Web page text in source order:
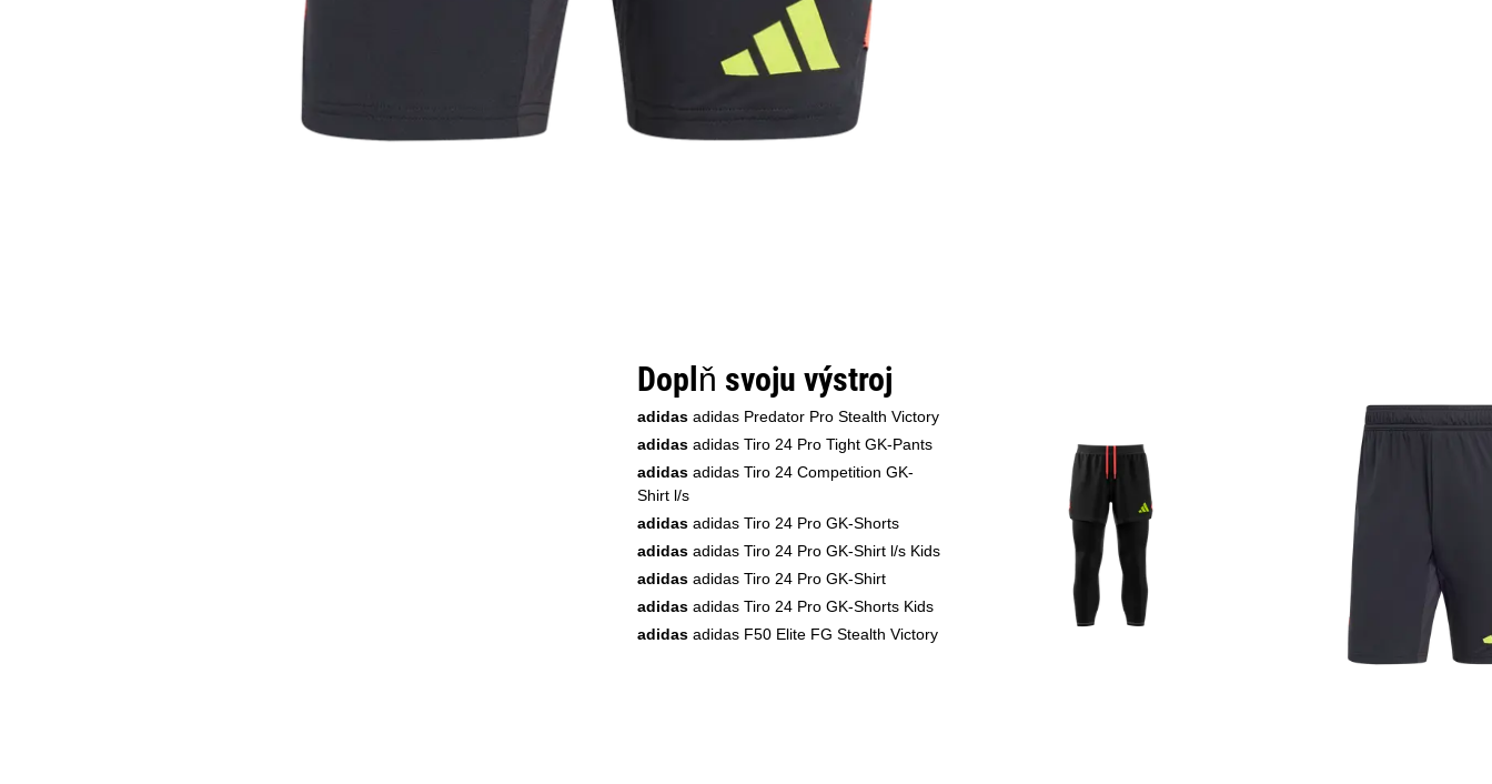
Doplň svoju výstroj
adidas adidas Predator Pro Stealth Victory
adidas adidas Tiro 24 Pro Tight GK-Pants
adidas adidas Tiro 24 Competition GK-
Shirt l/s
adidas adidas Tiro 24 Pro GK-Shorts
adidas adidas Tiro 24 Pro GK-Shirt l/s Kids
adidas adidas Tiro 24 Pro GK-Shirt
adidas adidas Tiro 24 Pro GK-Shorts Kids
adidas adidas F50 Elite FG Stealth Victory